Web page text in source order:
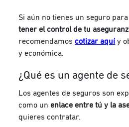
Si aún no tienes un seguro
tener el control de tu
recomendamoscotizar aquí y
y económica.
¿Qué es un agente de
Los agentes de seguros son
como un enlace entre tú y la
quieres contratar.